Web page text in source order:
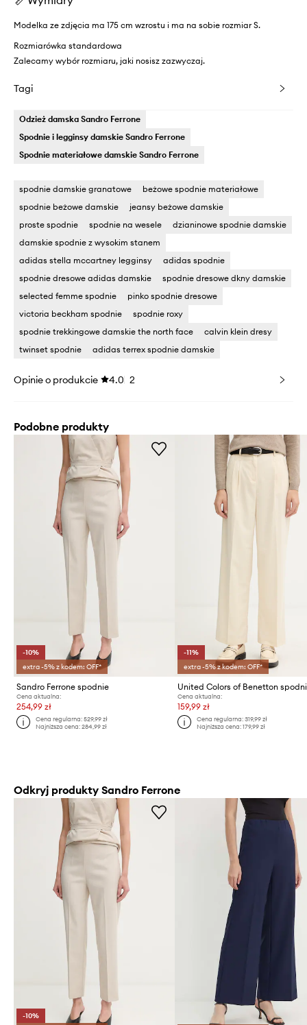
Modelka ze zdjęcia ma 175 cm wzrostu i ma na sobie rozmiar S.
Rozmiarówka standardowa
Zalecamy wybór rozmiaru, jaki nosisz zazwyczaj.
Tagi
Odzież damska Sandro Ferrone
Spodnie i legginsy damskie Sandro Ferrone
Spodnie materiałowe damskie Sandro Ferrone
spodnie damskie granatowe
beżowe spodnie materiałowe
spodnie beżowe damskie
jeansy beżowe damskie
proste spodnie
spodnie na wesele
dzianinowe spodnie damskie
damskie spodnie z wysokim stanem
adidas stella mccartney legginsy
adidas spodnie
spodnie dresowe adidas damskie
spodnie dresowe dkny damskie
selected femme spodnie
pinko spodnie dresowe
victoria beckham spodnie
spodnie roxy
spodnie trekkingowe damskie the north face
calvin klein dresy
twinset spodnie
adidas terrex spodnie damskie
Opinie o produkcie 4.0 2
Podobne produkty
-10%
extra -5% z kodem: OFF*
Sandro Ferrone spodnie
Cena aktualna:
254,99 zł
Cena regularna:529,99 zł
Najniższa cena:284,99 zł
-11%
extra -5% z kodem: OFF*
United Colors of Benetton
Cena aktualna:
159,99 zł
Cena regularna: 319,99 zł
Najniższa cena: 179,99 zł
Odkryj produkty Sandro Ferrone
-10%